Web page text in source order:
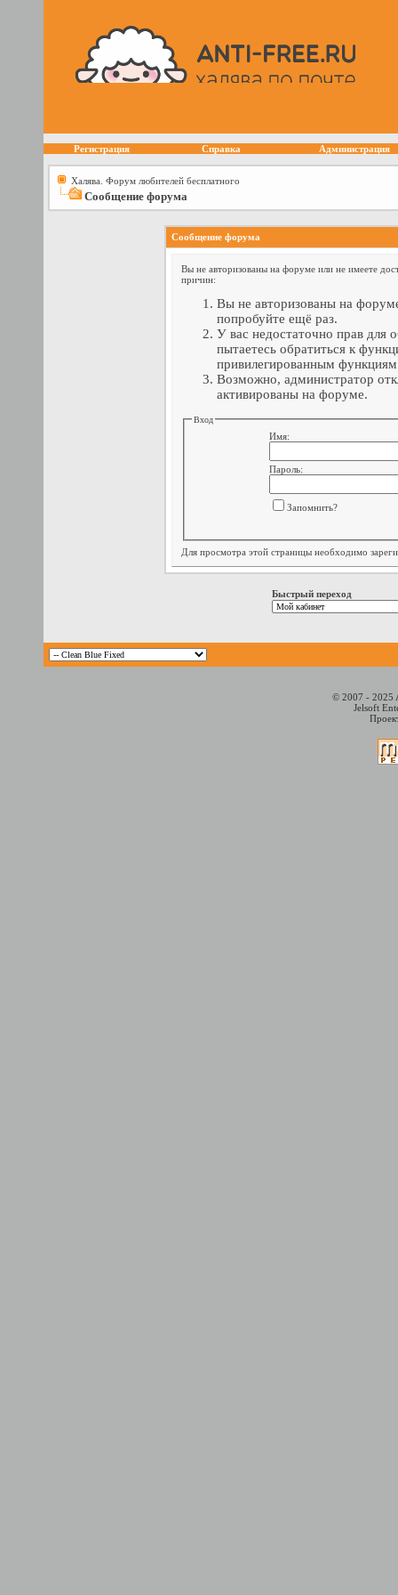
Регистрация Справка Администрация
Халява. Форум любителей бесплатного
Сообщение форума
Сообщение форума
Вы не авторизованы на форуме или не имеете
причин:
Вы не авторизованы на
попробуйте ещё раз.
У вас недостаточно прав для
пытаетесь обратиться к
привилегированным
Возможно, администратор
активированы на форуме.
Вход
Имя:
Пароль:
Запомнить?
Для просмотра этой страницы необходимо
Быстрый переход
© 2007 - 2025
Jelsoft